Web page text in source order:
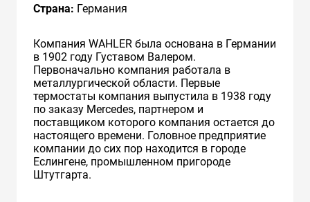
Страна: Германия
Компания WAHLER была основана в Германии
в 1902 году Густавом Валером.
Первоначально компания работала в
металлургической области. Первые
термостаты компания выпустила в 1938 году
по заказу Mercedes, партнером и
поставщиком которого компания остается до
настоящего времени. Головное предприятие
компании до сих пор находится в городе
Еслингене, промышленном пригороде
Штутгарта.